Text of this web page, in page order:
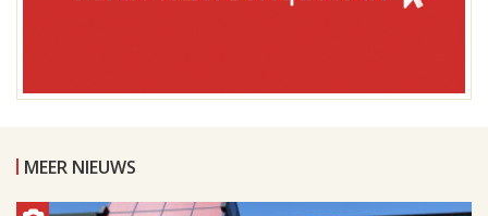
MEER NIEUWS